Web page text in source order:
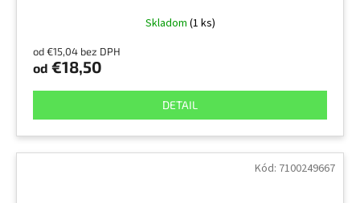
Skladom (1 ks)
od €15,04 bez DPH
od €18,50
DETAIL
Kód: 7100249667